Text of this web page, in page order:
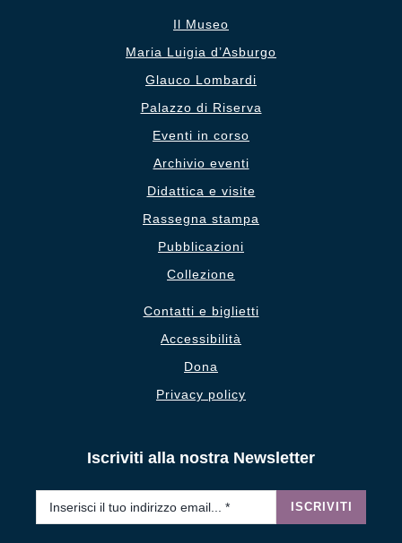
Il Museo
Maria Luigia d’Asburgo
Glauco Lombardi
Palazzo di Riserva
Eventi in corso
Archivio eventi
Didattica e visite
Rassegna stampa
Pubblicazioni
Collezione
Contatti e biglietti
Accessibilità
Dona
Privacy policy
Iscriviti alla nostra Newsletter
ISCRIVITI